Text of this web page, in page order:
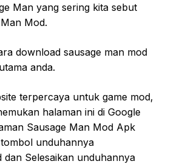
Man yang sering kita sebut
Mod.
download sausage man mod
anda.
terpercaya untuk game mod,
halaman ini di Google
Sausage Man Mod Apk
unduhannya
dan Selesaikan unduhannya